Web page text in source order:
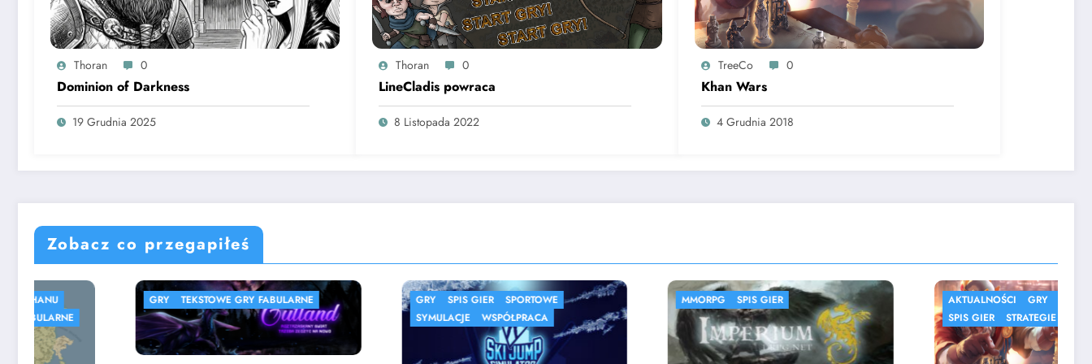
Thoran 0
Dominion of Darkness
19 Grudnia 2025
Thoran 0
LineCladis powraca
8 Listopada 2022
TreeCo 0
Khan Wars
4 Grudnia 2018
Zobacz co przegapiłeś
GRY TEKSTOWE GRY FABULARNE GRY
SPORTOWE
SYMULACJE
WSPÓŁPRACA
MMORPG SPIS GIER AKTUALNOŚCI GRY
MMORPG
SPIS GIER
STRATEGIE SYMULACJE